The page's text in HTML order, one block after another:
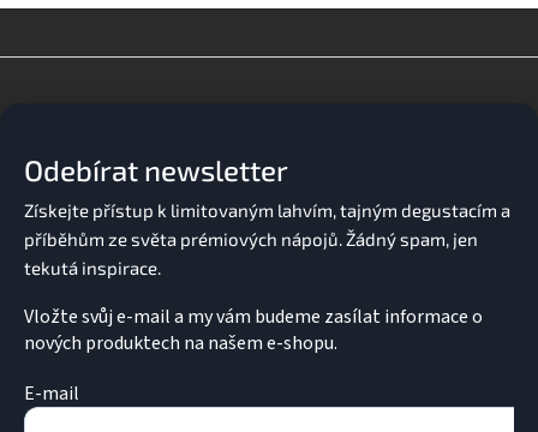
í
y
v
ý
p
u
v
n
Odebírat newsletter
Vložte svůj e-mail a my vám budeme zasílat informace o
nových produktech na našem e-shopu.
E-mail